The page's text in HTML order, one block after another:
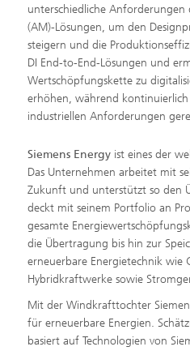
unterschiedliche
(AM)-Lösungen, um den
steigern und die
DI End-to-End-Lösungen und
Wertschöpfungskette zu
erhöhen, während
industriellen Anforderungen
Siemens Energy ist eines der
Das Unternehmen arbeitet mit
Zukunft und unterstützt so den
deckt mit seinem Portfolio an
gesamte
die Übertragung bis hin zur
erneuerbare Energietechnik
Hybridkraftwerke sowie
Mit der Windkrafttochter
für erneuerbare Energien.
basiert auf Technologien von